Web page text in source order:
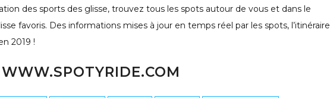
des sports des glisse, trouvez tous les spots autour de vous et dans le
favoris. Des informations mises à jour en temps réel par les spots, l’itinéraire
2019 !
WWW.SPOTYRIDE.COM